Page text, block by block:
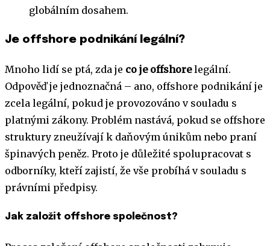
globálním dosahem.
Je offshore podnikání legální?
Mnoho lidí se ptá, zda je co je offshorelegální.
Odpověď je jednoznačná – ano, offshore podnikání je
zcela legální, pokud je provozováno v souladu s
platnými zákony. Problém nastává, pokud se offshore
struktury zneužívají k daňovým únikům nebo praní
špinavých peněz. Proto je důležité spolupracovat s
odborníky, kteří zajistí, že vše probíhá v souladu s
právními předpisy.
Jak založit offshore společnost?